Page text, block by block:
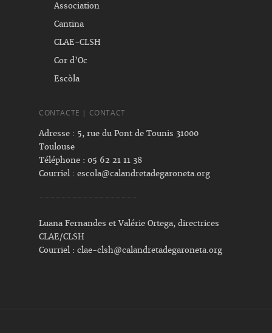
Association
Cantina
CLAE-CLSH
Cor d’Oc
Escòla
CONTACTE | CONTACT
Adresse : 5, rue du Pont de Tounis 31000
Toulouse
Téléphone : 05 62 21 11 38
Courriel : escola@calandretadegaroneta.org
------------------
Luana Fernandes et Valérie Ortega, directrices
CLAE/CLSH
Courriel : clae-clsh@calandretadegaroneta.org